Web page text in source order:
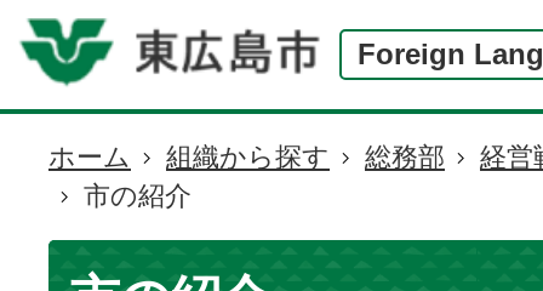
Foreign
現
在
の
位
ホーム 組織から探す 総務部
経営
市の紹介